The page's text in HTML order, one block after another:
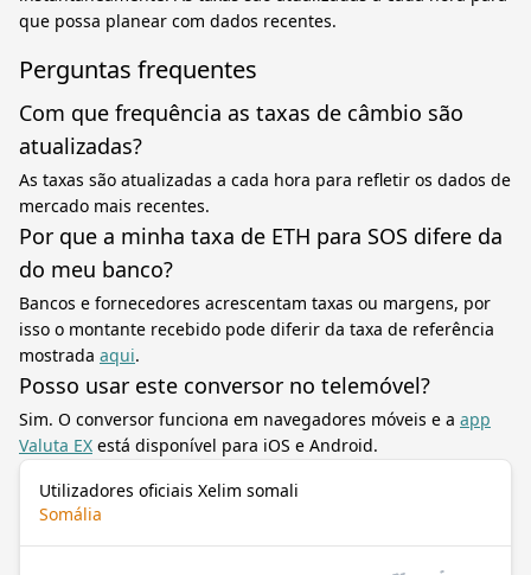
que possa planear com dados recentes.
Perguntas frequentes
Com que frequência as taxas de câmbio são
atualizadas?
As taxas são atualizadas a cada hora para refletir os dados de
mercado mais recentes.
Por que a minha taxa de ETH para SOS difere da
do meu banco?
Bancos e fornecedores acrescentam taxas ou margens, por
isso o montante recebido pode diferir da taxa de referência
mostrada aqui.
Posso usar este conversor no telemóvel?
Sim. O conversor funciona em navegadores móveis e a app
Valuta EX está disponível para iOS e Android.
Utilizadores oficiais Xelim somali
Somália